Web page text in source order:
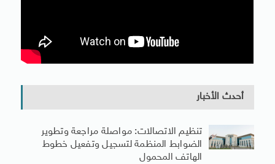
أحدث الأخبار
تنظيم الاتصالات: مواصلة مراجعة وتطوير
الضوابط المنظمة لتسجيل وتفعيل خطوط
الهاتف المحمول